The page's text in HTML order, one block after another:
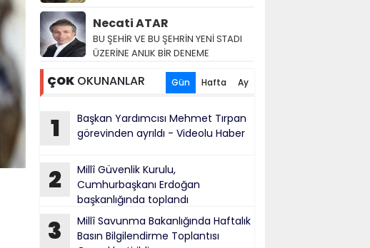
Necati ATAR
BU ŞEHİR VE BU ŞEHRİN YENİ STADI
ÜZERİNE ANLIK BİR DENEME
ÇOK OKUNANLAR Gün Hafta Ay
1
Başkan Yardımcısı Mehmet Tırpan
görevinden ayrıldı - Videolu Haber
2
Millî Güvenlik Kurulu,
Cumhurbaşkanı Erdoğan
başkanlığında toplandı
3
Millî Savunma Bakanlığında Haftalık
Basın Bilgilendirme Toplantısı